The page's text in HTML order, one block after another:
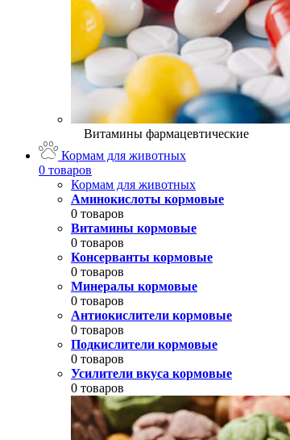
Витамины фармацевтические
Кормам для животных
0 товаров
Кормам для животных
Аминокислоты кормовые
0 товаров
Витамины кормовые
0 товаров
Консерванты кормовые
0 товаров
Минералы кормовые
0 товаров
Антиокислители кормовые
0 товаров
Подкислители кормовые
0 товаров
Усилители вкуса кормовые
0 товаров